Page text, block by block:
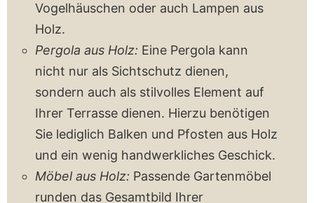
Vogelhäuschen oder auch Lampen aus
Holz.
Pergola aus Holz: Eine Pergola kann
nicht nur als Sichtschutz dienen,
sondern auch als stilvolles Element auf
Ihrer Terrasse dienen. Hierzu benötigen
Sie lediglich Balken und Pfosten aus Holz
und ein wenig handwerkliches Geschick.
Möbel aus Holz: Passende Gartenmöbel
runden das Gesamtbild Ihrer